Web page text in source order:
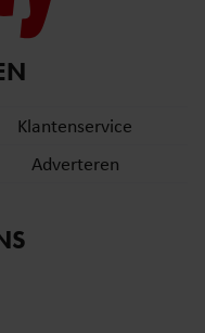
Klantenservice
Adverteren